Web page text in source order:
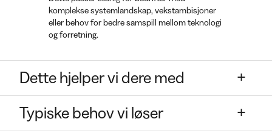
komplekse systemlandskap, vekstambisjoner
eller behov for bedre samspill mellom teknologi
og forretning.
Dette hjelper vi dere med
Utvikle skreddersydde digitale løsninger
Typiske behov vi løser